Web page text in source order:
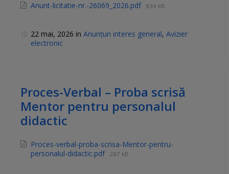
Anunt-licitatie-nr.-26069_2026.pdf 834 kB
22 mai, 2026 in Anunțuri interes general, Avizier
electronic
Proces-Verbal – Proba scrisă
Mentor pentru personalul
didactic
Proces-verbal-proba-scrisa-Mentor-pentru-
personalul-didactic.pdf 287 kB